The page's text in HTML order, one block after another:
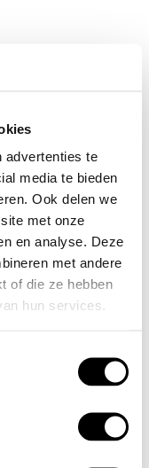
advertenties te
media te bieden
Ook delen we
met onze
en analyse. Deze
met andere
of die ze hebben
hun services.